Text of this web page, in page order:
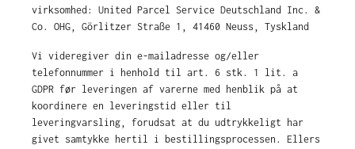
virksomhed: United Parcel Service Deutschland Inc. &
Co. OHG, Görlitzer Straße 1, 41460 Neuss, Tyskland
Vi videregiver din e-mailadresse og/eller
telefonnummer i henhold til art. 6 stk. 1 lit. a
GDPR før leveringen af varerne med henblik på at
koordinere en leveringstid eller til
leveringvarsling, forudsat at du udtrykkeligt har
givet samtykke hertil i bestillingsprocessen. Ellers